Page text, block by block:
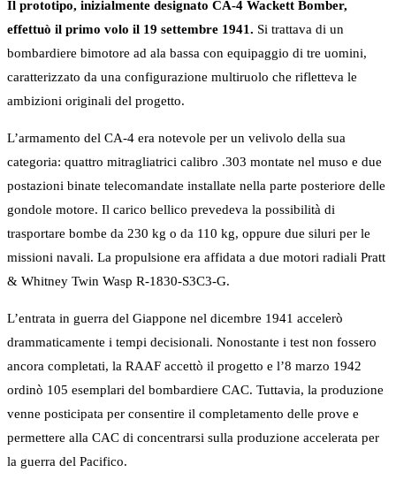
Il prototipo, inizialmente designato CA-4 Wackett Bomber,
effettuò il primo volo il 19 settembre 1941. Si trattava di un
bombardiere bimotore ad ala bassa con equipaggio di tre uomini,
caratterizzato da una configurazione multiruolo che rifletteva le
ambizioni originali del progetto.
L’armamento del CA-4 era notevole per un velivolo della sua
categoria: quattro mitragliatrici calibro .303 montate nel muso e due
postazioni binate telecomandate installate nella parte posteriore delle
gondole motore. Il carico bellico prevedeva la possibilità di
trasportare bombe da 230 kg o da 110 kg, oppure due siluri per le
missioni navali. La propulsione era affidata a due motori radiali Pratt
& Whitney Twin Wasp R-1830-S3C3-G.
L’entrata in guerra del Giappone nel dicembre 1941 accelerò
drammaticamente i tempi decisionali. Nonostante i test non fossero
ancora completati, la RAAF accettò il progetto e l’8 marzo 1942
ordinò 105 esemplari del bombardiere CAC. Tuttavia, la produzione
venne posticipata per consentire il completamento delle prove e
permettere alla CAC di concentrarsi sulla produzione accelerata per
la guerra del Pacifico.